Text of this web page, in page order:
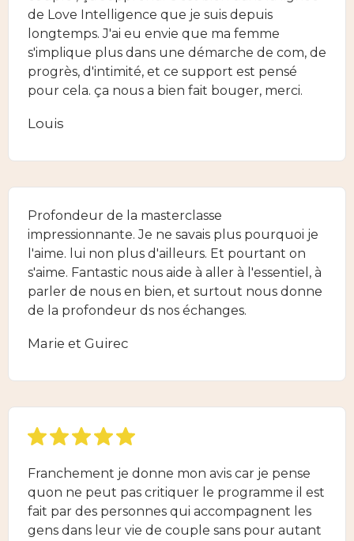
de Love Intelligence que je suis depuis
longtemps. J'ai eu envie que ma femme
s'implique plus dans une démarche de com, de
progrès, d'intimité, et ce support est pensé
pour cela. ça nous a bien fait bouger, merci.
Louis
Profondeur de la masterclasse
impressionnante. Je ne savais plus pourquoi je
l'aime. lui non plus d'ailleurs. Et pourtant on
s'aime. Fantastic nous aide à aller à l'essentiel, à
parler de nous en bien, et surtout nous donne
de la profondeur ds nos échanges.
Marie et Guirec
Franchement je donne mon avis car je pense
quon ne peut pas critiquer le programme il est
fait par des personnes qui accompagnent les
gens dans leur vie de couple sans pour autant